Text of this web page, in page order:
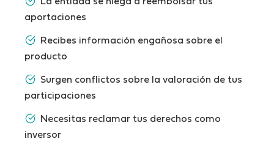
La entidad se niega a reembolsar tus
aportaciones
Recibes información engañosa sobre el
producto
Surgen conflictos sobre la valoración de tus
participaciones
Necesitas reclamar tus derechos como
inversor